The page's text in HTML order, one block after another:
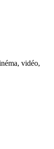
vidéo,